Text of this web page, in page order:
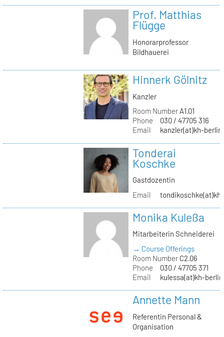
Prof. Matthias
Flügge
Honorarprofessor
Bildhauerei
Hinnerk Gölnitz
Kanzler
Room NumberA1.01
Phone
030 / 47705 316
Email
kanzler(at)kh-
Tonderai
Koschke
Gastdozentin
Email
Monika Kuleßa
Mitarbeiterin Schneiderei
→ Course Offerings
Room NumberC2.06
Phone
030 / 47705 371
Email
kulessa(at)kh-
Annette Mann
Referentin Personal &
Organisation